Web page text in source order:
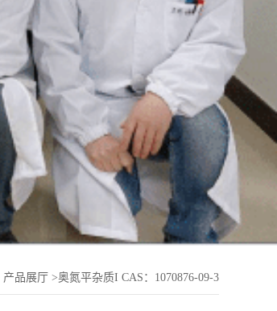
产品展厅 >奥氮平杂质I CAS：1070876-09-3